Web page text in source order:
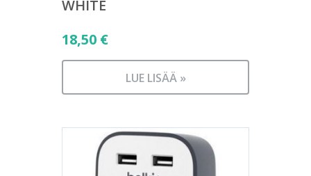
WHITE
18,50 €
LUE LISÄÄ »